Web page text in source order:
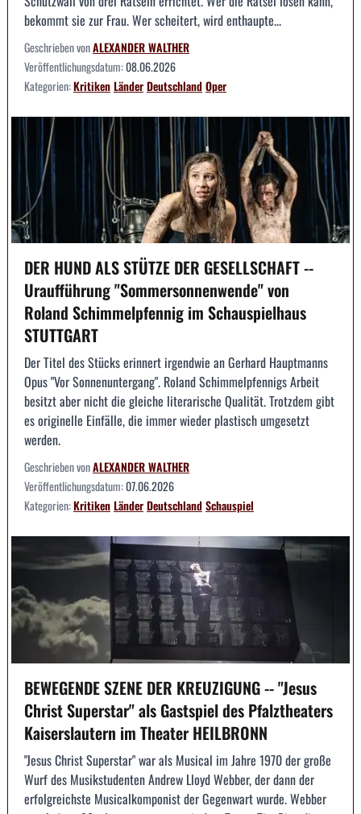
bekommt sie zur Frau. Wer scheitert, wird enthaupte...
Geschrieben vonALEXANDER WALTHER
Veröffentlichungsdatum:08.06.2026
Kategorien:KritikenLänderDeutschlandOper
DER HUND ALS STÜTZE DER GESELLSCHAFT --
Uraufführung "Sommersonnenwende" von
Roland Schimmelpfennig im Schauspielhaus
STUTTGART
Der Titel des Stücks erinnert irgendwie an Gerhard Hauptmanns
Opus "Vor Sonnenuntergang". Roland Schimmelpfennigs Arbeit
besitzt aber nicht die gleiche literarische Qualität. Trotzdem gibt
es originelle Einfälle, die immer wieder plastisch umgesetzt
werden.
Geschrieben vonALEXANDER WALTHER
Veröffentlichungsdatum:07.06.2026
Kategorien:KritikenLänderDeutschlandSchauspiel
BEWEGENDE SZENE DER KREUZIGUNG -- "Jesus
Christ Superstar" als Gastspiel des Pfalztheaters
Kaiserslautern im Theater HEILBRONN
"Jesus Christ Superstar" war als Musical im Jahre 1970 der große
Wurf des Musikstudenten Andrew Lloyd Webber, der dann der
erfolgreichste Musicalkomponist der Gegenwart wurde. Webber